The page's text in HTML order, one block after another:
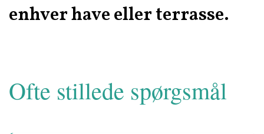
enhver have eller terrasse.
Ofte stillede spørgsmål